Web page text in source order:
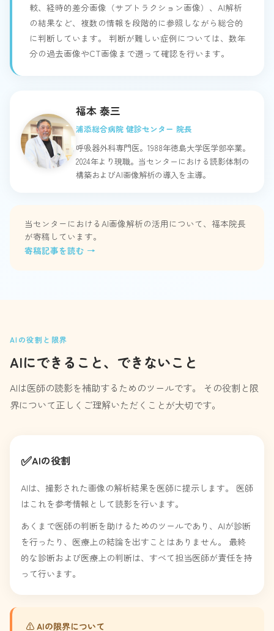
較、経時的差分画像（サブトラクション画像）、AI解析
の結果など、複数の情報を段階的に参照しながら総合的
に判断しています。 判断が難しい症例については、数年
分の過去画像やCT画像まで遡って確認を行います。
福本 泰三
浦添総合病院 健診センター 院長
呼吸器外科専門医。1988年徳島大学医学部卒業。
2024年より現職。当センターにおける読影体制の
構築およびAI画像解析の導入を主導。
当センターにおけるAI画像解析の活用について、福本院長
が寄稿しています。
寄稿記事を読む →
AIの役割と限界
AIにできること、できないこと
AIは医師の読影を補助するためのツールです。 その役割と限
界について正しくご理解いただくことが大切です。
✅AIの役割
AIは、撮影された画像の解析結果を医師に提示します。 医師
はこれを参考情報として読影を行います。
あくまで医師の判断を助けるためのツールであり、AIが診断
を行ったり、医療上の結論を出すことはありません。 最終
的な診断および医療上の判断は、すべて担当医師が責任を持
って行います。
⚠ AIの限界について